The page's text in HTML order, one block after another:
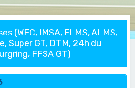
(WEC, IMSA, ELMS, ALMS,
Super GT, DTM, 24h du
FFSA GT)